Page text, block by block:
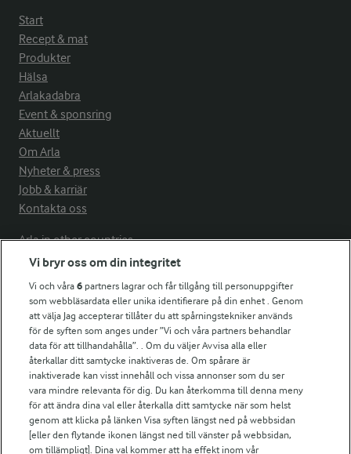
Start
Recept & mat
Produkter
Hälsa
Arlakadabra
Event & sponsring
Aktuellt
Om Arla
Nyheter & press
Jobb & karriär
Kontakta oss
Arla in other countries
Fler Arlasajter
För ägare
Arlas kundportal
Arla.com
Falbygdens Ost
Arla webbshop
Bildbank
Vi bryr oss om din integritet
Vi och våra6 partners lagrar och får tillgång till personuppgifter
som webbläsardata eller unika identifierare på din enhet . Genom
att välja Jag accepterar tillåter du att spårningstekniker används
för de syften som anges under ”Vi och våra partners behandlar
data för att tillhandahålla”. . Om du väljer Avvisa alla eller
återkallar ditt samtycke inaktiveras de. Om spårare är
inaktiverade kan visst innehåll och vissa annonser som du ser
vara mindre relevanta för dig. Du kan återkomma till denna meny
för att ändra dina val eller återkalla ditt samtycke när som helst
genom att klicka på länken Visa syften längst ned på webbsidan
[eller den flytande ikonen längst ned till vänster på webbsidan,
om tillämpligt]. Dina val kommer att ha effekt inom vår